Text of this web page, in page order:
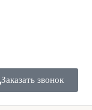
Заказать звонок